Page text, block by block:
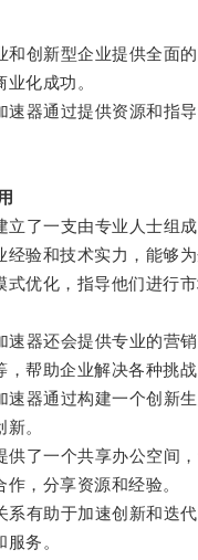
创新型企业提供全面的
化成功。
器通过提供资源和指导
了一支由专业人士组成
经验和技术实力，能够
式优化，指导他们进行
器还会提供专业的营销
帮助企业解决各种挑战
器通过构建一个创新生
。
了一个共享办公空间，
，分享资源和经验。
有助于加速创新和迭代
务。